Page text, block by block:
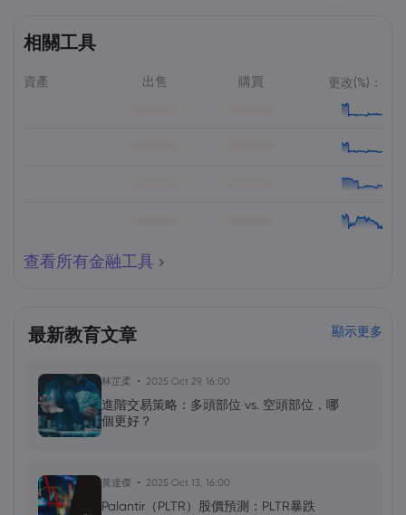
相關工具
資產 出售 購買 更改(%)：
查看所有金融工具
最新教育文章 顯示更多
林芷柔 2025 Oct 29, 16:00
進階交易策略：多頭部位 vs. 空頭部位，哪
個更好？
黃達傑 2025 Oct 13, 16:00
Palantir（PLTR）股價預測：PLTR暴跌